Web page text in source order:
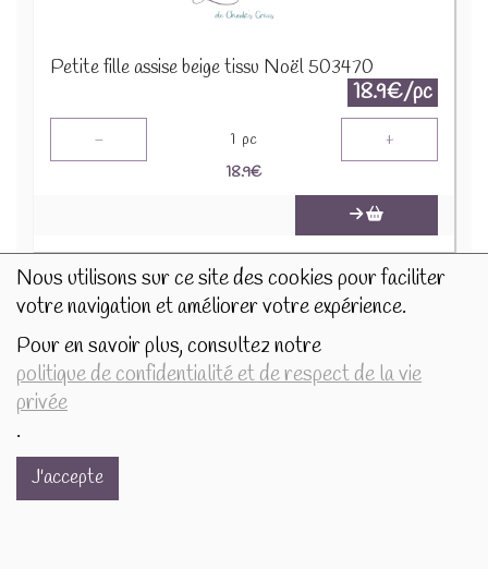
Nous utilisons sur ce site des cookies pour faciliter
votre navigation et améliorer votre expérience.
Pour en savoir plus, consultez notre
politique de confidentialité et de respect de la vie
privée
.
J'accepte
Petite fille assise beige tissu Noël 503470
18.9€/pc
- 1 pc +
18.9€
Photophore 6cm Neige givre maisons 505270